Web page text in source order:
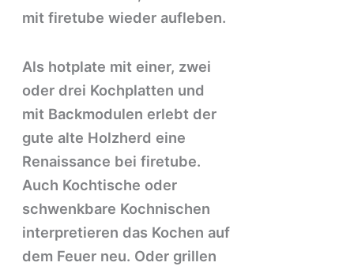
mit firetube wieder aufleben.
Als hotplate mit einer, zwei
oder drei Kochplatten und
mit Backmodulen erlebt der
gute alte Holzherd eine
Renaissance bei firetube.
Auch Kochtische oder
schwenkbare Kochnischen
interpretieren das Kochen auf
dem Feuer neu. Oder grillen